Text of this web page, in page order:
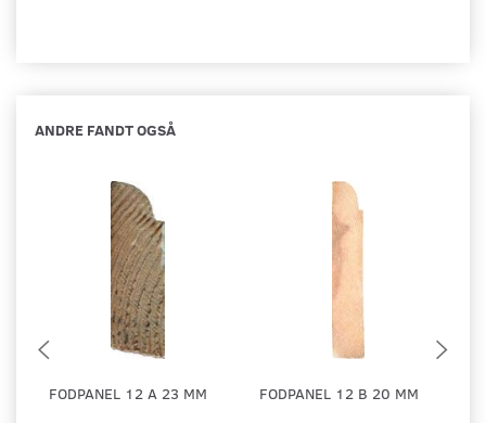
ANDRE FANDT OGSÅ
FODPANEL 12 A 23 MM
FODPANEL 12 B 20 MM